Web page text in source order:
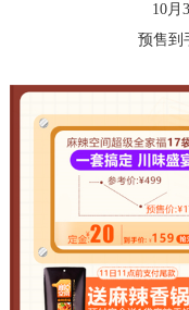
10月
预售到